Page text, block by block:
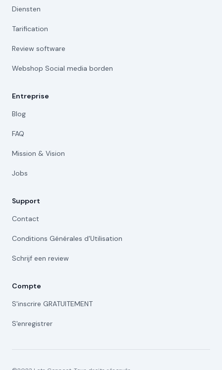
Diensten
Tarification
Review software
Webshop Social media borden
Entreprise
Blog
FAQ
Mission & Vision
Jobs
Support
Contact
Conditions Générales d'Utilisation
Schrijf een review
Compte
S'inscrire GRATUITEMENT
S'enregistrer